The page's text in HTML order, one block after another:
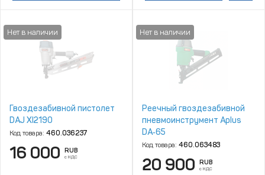
Гвоздезабивной пистолет
DAJ XI2190
Код товара: 460.036237
16 000 RUB
с НДС
Реечный гвоздезабивной
пневмоинструмент Aplus
DA‑65
Код товара: 460.063483
20 900 RUB
с НДС